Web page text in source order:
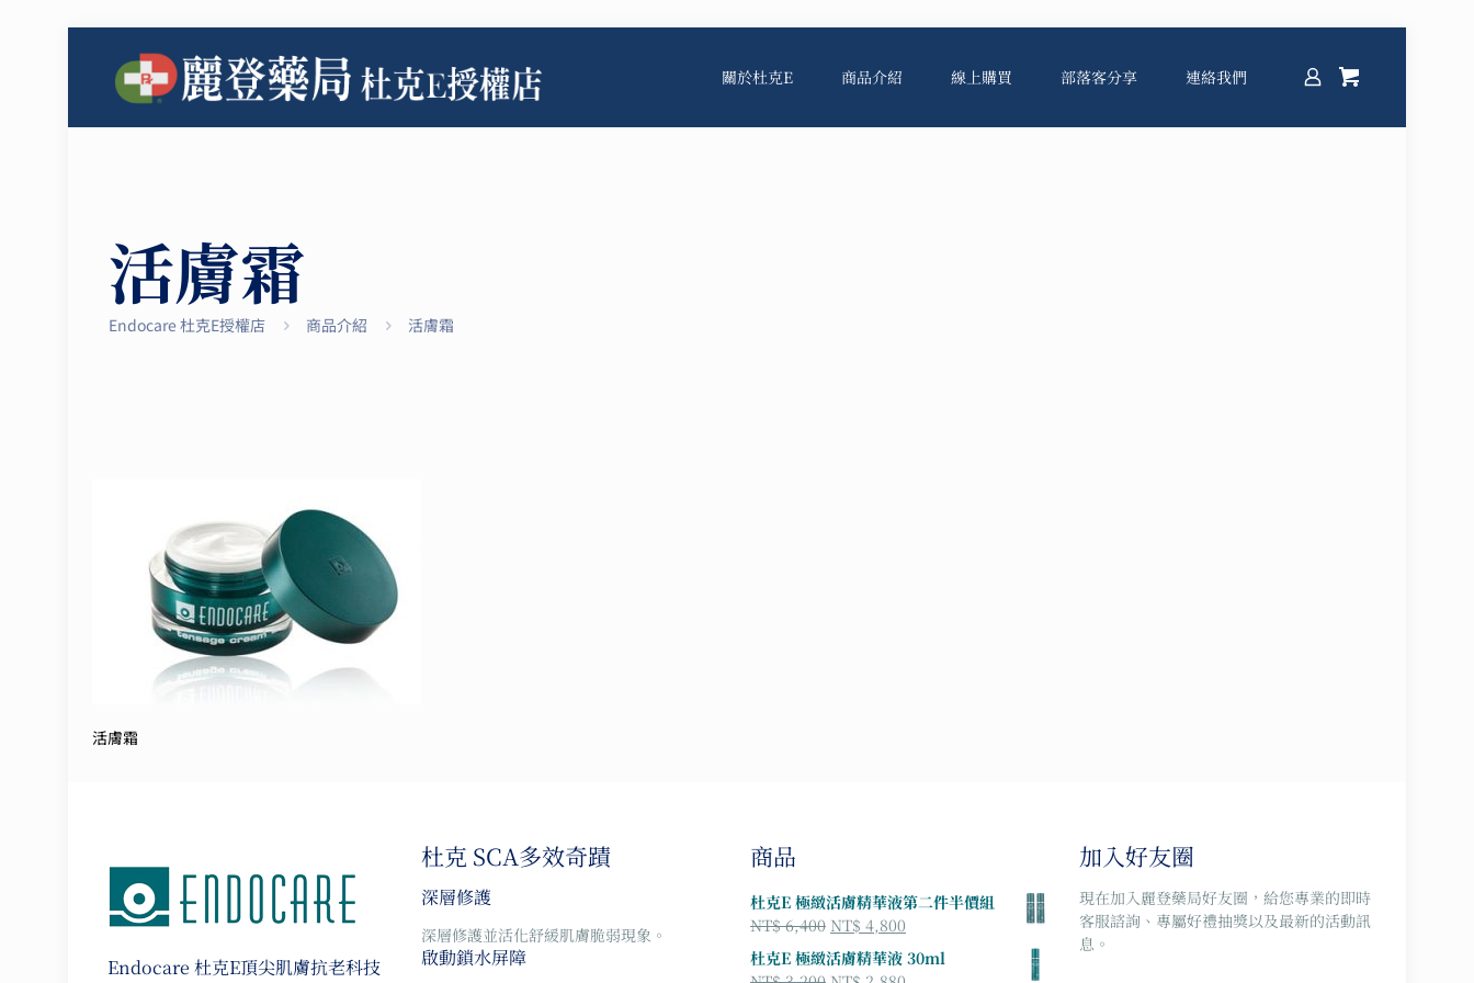
關於杜克E 商品介紹 線上購買 部落客分享 連絡我們
活膚霜
Endocare 杜克E授權店 商品介紹 活膚霜
活膚霜
Endocare 杜克E頂尖肌膚抗老科技
杜克 SCA多效奇蹟
深層修護
深層修護並活化舒緩肌膚脆弱現象。
啟動鎖水屏障
商品
杜克E 極緻活膚精華液第二件半價組
NT$6,400 原
始
價
NT$ 4,800
前
價
杜克E 極緻活膚精華液 30ml
加入好友圈
現在加入麗登藥局好友圈，給您專業的即時
客服諮詢、專屬好禮抽獎以及最新的活動訊
息。